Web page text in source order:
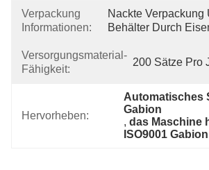
Verpackung
Informationen:
Nackte Verpackung
Behälter Durch
Versorgungsmaterial-
Fähigkeit:
200 Sätze Pro
Hervorheben:
Automatisches
Gabion
, das Maschine
ISO9001 Gabion